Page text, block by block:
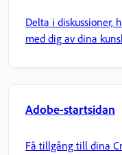
Delta i diskussioner,
med dig av dina
Adobe-startsidan
Få tillgång till dina